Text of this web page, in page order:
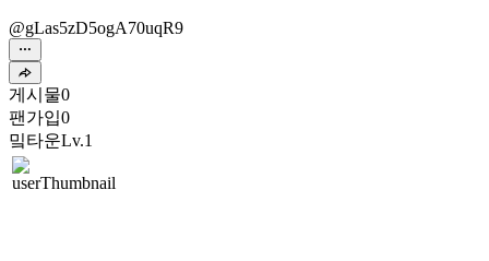
@gLas5zD5ogA70uqR9
게시물0
팬가입0
밐타운Lv.1